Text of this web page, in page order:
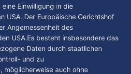
eine Einwilligung in die
USA. Der Europäische Gerichtshof
Angemessenheit des
USA.Es besteht insbesondere das
Daten durch staatlichen
und zu
möglicherweise auch ohne